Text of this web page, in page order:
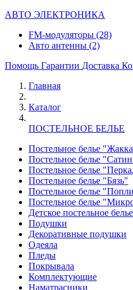
АВТО ЭЛЕКТРОНИКА
FM-модуляторы (28)
Авто антенны (2)
Помощь Гарантии Доставка
Главная
Каталог
ПОСТЕЛЬНОЕ БЕЛЬЕ
Постельное белье
Постельное белье
Постельное белье
Постельное белье "Бязь"
Постельное белье
Постельное белье
Детское постельное белье
Подушки
Декоративные подушки
Одеяла
Пледы
Покрывала
Комплектующие
Наматрасники